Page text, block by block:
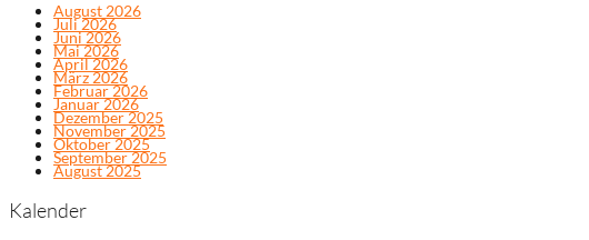
August 2026
Juli 2026
Juni 2026
Mai 2026
April 2026
März 2026
Februar 2026
Januar 2026
Dezember 2025
November 2025
Oktober 2025
September 2025
August 2025
Kalender